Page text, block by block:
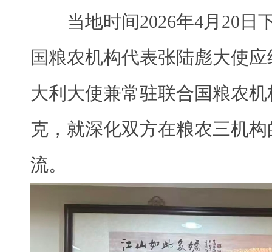
当地时间2026年4月 20 日
国粮农机构代表张陆彪大使
大利大使兼常驻联合国粮农
克‌‌， 就深化双方在粮农三机
流。